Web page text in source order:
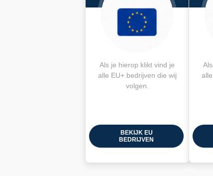
Als je hierop klikt vind je
alle EU+ bedrijven die wij
volgen.
BEKIJK EU
BEDRIJVEN